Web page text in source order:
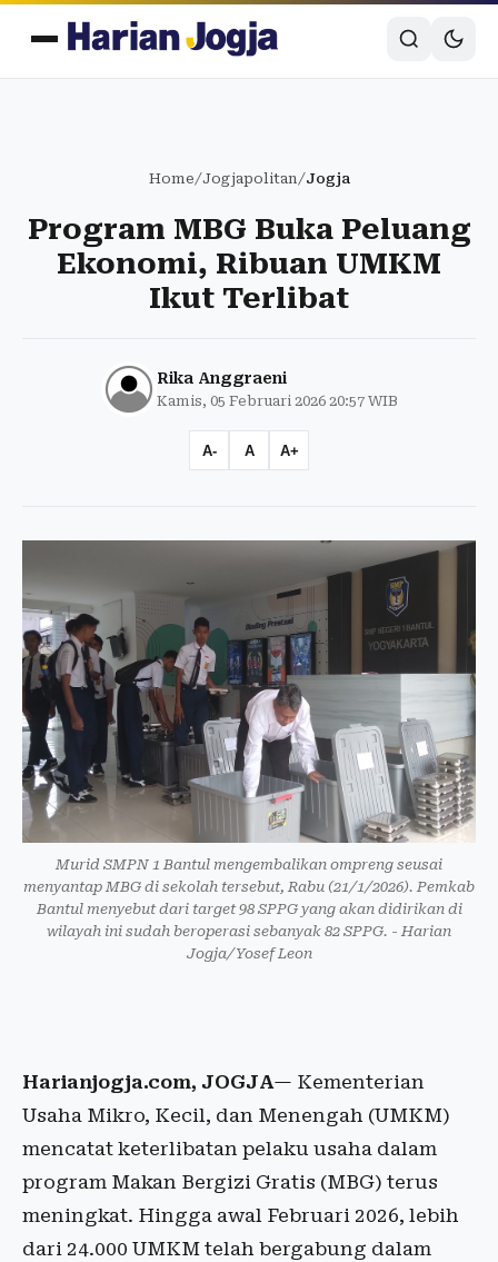
Home/Jogjapolitan/Jogja
Program MBG Buka Peluang
Ekonomi, Ribuan UMKM
Ikut Terlibat
Rika Anggraeni
Kamis, 05 Februari 2026 20:57 WIB
A- A A+
Murid SMPN 1 Bantul mengembalikan ompreng seusai
menyantap MBG di sekolah tersebut, Rabu (21/1/2026). Pemkab
Bantul menyebut dari target 98 SPPG yang akan didirikan di
wilayah ini sudah beroperasi sebanyak 82 SPPG. - Harian
Jogja/Yosef Leon
Harianjogja.com, JOGJA— Kementerian
Usaha Mikro, Kecil, dan Menengah (UMKM)
mencatat keterlibatan pelaku usaha dalam
program Makan Bergizi Gratis (MBG) terus
meningkat. Hingga awal Februari 2026, lebih
dari 24.000 UMKM telah bergabung dalam